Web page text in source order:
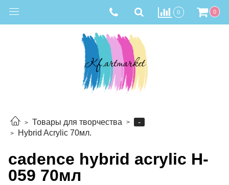
0 0
Товары для творчества
-
Hybrid Acrylic 70мл.
cadence hybrid acrylic H-
059 70мл